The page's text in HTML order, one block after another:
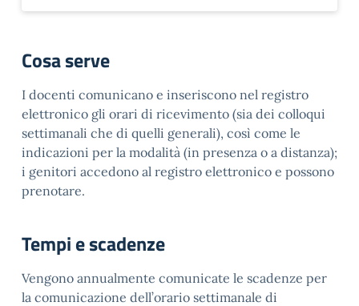
Cosa serve
I docenti comunicano e inseriscono nel registro
elettronico gli orari di ricevimento (sia dei colloqui
settimanali che di quelli generali), così come le
indicazioni per la modalità (in presenza o a distanza);
i genitori accedono al registro elettronico e possono
prenotare.
Tempi e scadenze
Vengono annualmente comunicate le scadenze per
la comunicazione dell’orario settimanale di